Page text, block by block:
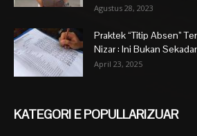
Agustus 28, 2023
Praktek “Titip Absen”
Nizar : Ini Bukan
April 23, 2025
KATEGORI E POPULLARIZUAR